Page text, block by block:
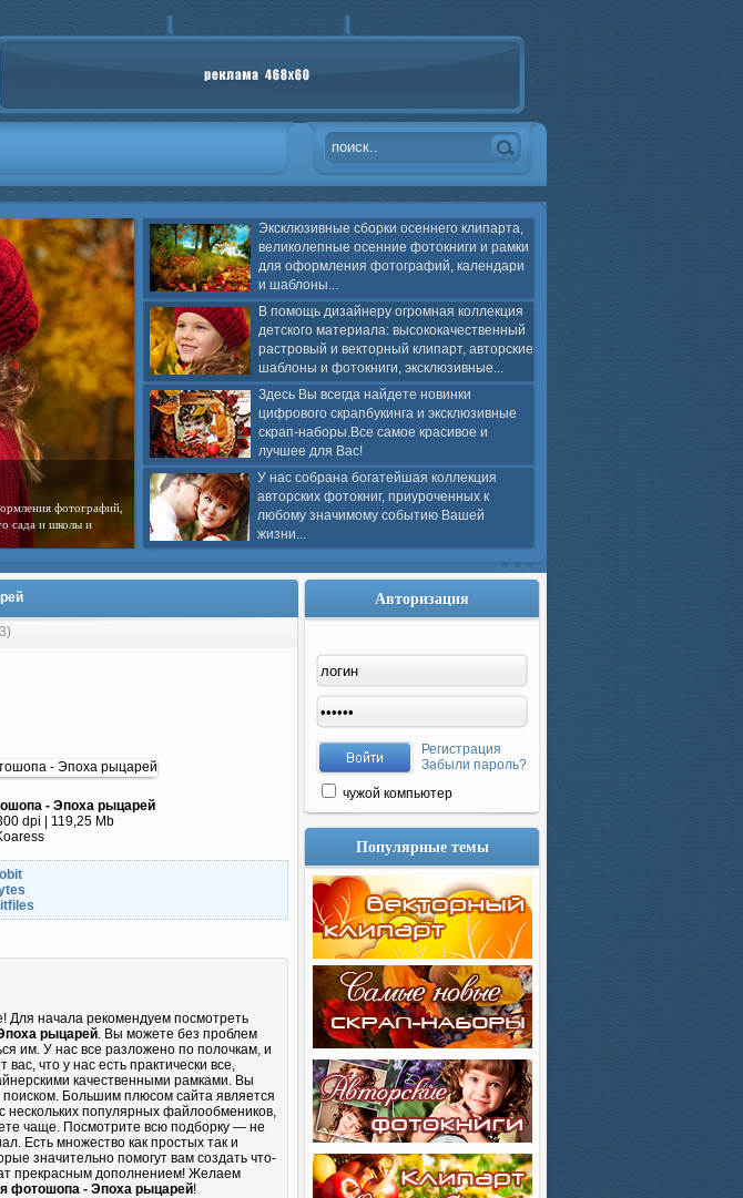
Эксклюзивные сборки осеннего клипарта,
великолепные осенние фотокниги и рамки
для оформления фотографий, календари
и шаблоны...
В помощь дизайнеру огромная коллекция
детского материала: высококачественный
растровый и векторный клипарт, авторские
шаблоны и фотокниги, эксклюзивные...
Здесь Вы всегда найдете новинки
цифрового скрапбукинга и эксклюзивные
скрап-наборы.Все самое красивое и
лучшее для Вас!
У нас собрана богатейшая коллекция
авторских фотокниг, приуроченных к
любому значимому событию Вашей
жизни...
фотографий,
сада и школы и
- Эпоха рыцарей
dpi | 119,25 Mb
Для начала рекомендуем посмотреть
рыцарей. Вы можете без проблем
им. У нас все разложено по полочкам, и
что у нас есть практически все,
качественными рамками. Вы
Большим плюсом сайта является
нескольких популярных файлообмеников,
чаще. Посмотрите всю подборку — не
Есть множество как простых так и
значительно помогут вам создать что-
прекрасным дополнением! Желаем
фотошопа - Эпоха рыцарей!
Авторизация
Регистрация
Забыли пароль?
чужой компьютер
Популярные темы